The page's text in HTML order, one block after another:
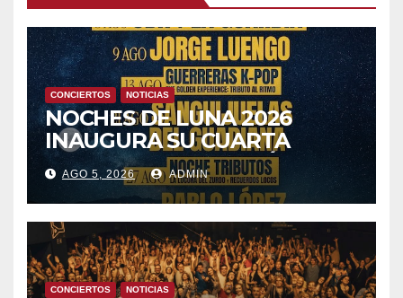
CONCIERTOS NOTICIAS
NOCHES DE LUNA 2026
INAUGURA SU CUARTA
TEMPORADA ESTE SÁBADO
8 CON OBK Y LA GUARDIA
AGO 5, 2026 ADMIN
CONCIERTOS NOTICIAS